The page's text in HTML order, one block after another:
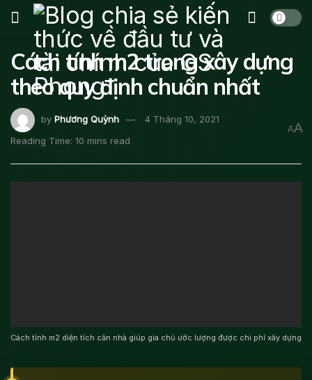
Cách tính m2 trong xây dựng
theo quy định chuẩn nhất
by Phương Quỳnh
4 Tháng 10, 2021
Reading Time: 10 mins read
AA
Cách tính m2 diện tích căn nhà giúp gia chủ ước lượng được chi phí xây dựng